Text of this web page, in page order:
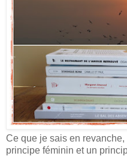
Ce que je sais en revanche,
principe féminin et un